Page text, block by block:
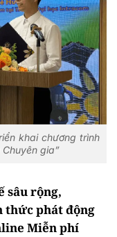
khai chương trình
gia”
sâu rộng,
thức phát động
Miễn phí